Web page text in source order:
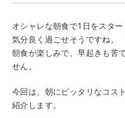
オシャレな朝食で1日をスタ
気分良く過ごせそうですね。
朝食が楽しみで、早起きも苦
せん。
今回は、朝にピッタリなコス
紹介します。